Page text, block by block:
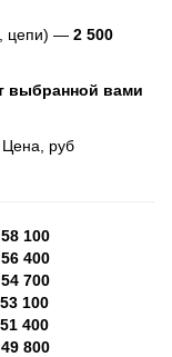
цепи) — 2 500
выбранной вами
руб
58 100
56 400
54 700
53 100
51 400
49 800